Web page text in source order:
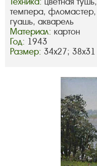
темпера, фломастер,
гуашь, акварель
Материал: картон
Год: 1943
Размер: 34х27; 38х31